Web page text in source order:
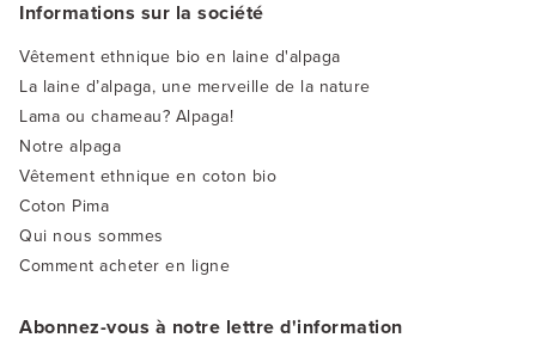
Informations sur la société
Vêtement ethnique bio en laine d'alpaga
La laine d’alpaga, une merveille de la nature
Lama ou chameau? Alpaga!
Notre alpaga
Vêtement ethnique en coton bio
Coton Pima
Qui nous sommes
Comment acheter en ligne
Abonnez-vous à notre lettre d'information